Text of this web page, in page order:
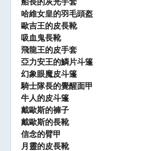
船長的灰光手套
哈維女皇的羽毛頭盔
歐吉王的皮長靴
吸血鬼長靴
飛龍王的皮手套
亞力安王的鱗片斗篷
幻象眼魔皮斗篷
騎士隊長的覺醒面甲
牛人的皮斗篷
戴歐斯的褲子
戴歐斯的長靴
信念的臂甲
月靈的皮長靴